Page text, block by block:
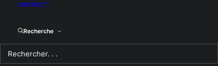
CONTACT
Recherche